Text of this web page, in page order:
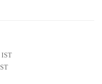
IST